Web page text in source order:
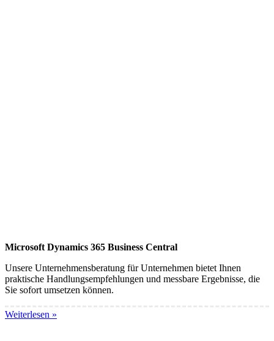
Microsoft Dynamics 365 Business Central
Unsere Unternehmensberatung für Unternehmen bietet Ihnen
praktische Handlungsempfehlungen und messbare Ergebnisse, die
Sie sofort umsetzen können.
Weiterlesen »